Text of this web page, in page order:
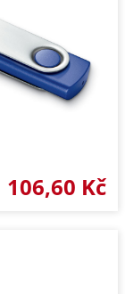
106,60 Kč